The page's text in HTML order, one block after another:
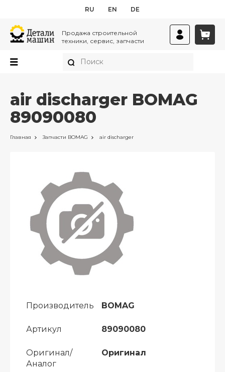
RU EN DE
Продажа строительной
техники, сервис, запчасти
air discharger BOMAG
89090080
Главная Запчасти BOMAG air discharger
Производитель BOMAG
Артикул 89090080
Оригинал/
Аналог
Оригинал